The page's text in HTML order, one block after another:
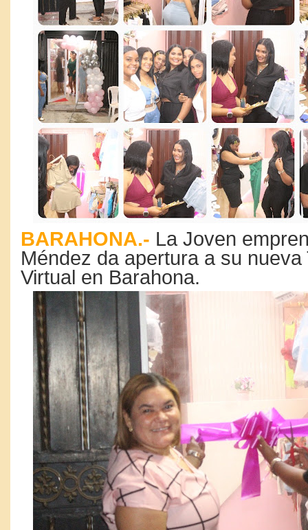
BARAHONA.- La Joven
Méndez da apertura a su
Virtual en Barahona.